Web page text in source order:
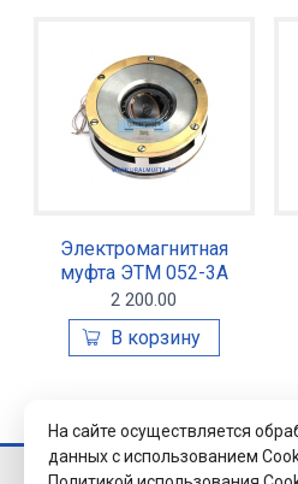
Электромагнитная
муфта ЭТМ 052-3А
2 200.00
На сайте осуществляется
данных с использованием